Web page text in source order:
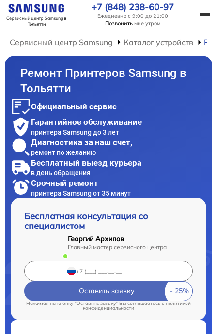
Сервисный центр Samsungв
Тольятти
+7 (848) 238-60-97
Ежедневно с 9:00 до 21:00
Позвонить мне утром
Сервисный центр Samsung Каталог устройств
Ремонт Принтеров Samsung в
Тольятти
Официальный сервис
Гарантийное обслуживание
принтера Samsung до 3 лет
Диагностика за наш счет,
ремонт по желанию
Бесплатный выезд курьера
в день обращения
Срочный ремонт
принтера Samsung от 35 минут
Бесплатная консультация со
специалистом
Георгий Архипов
Главный мастер сервисного центра
Оставить заявку
Нажимая на кнопку "Оставить заявку" Вы соглашаетесь c политикой
конфиденциальности